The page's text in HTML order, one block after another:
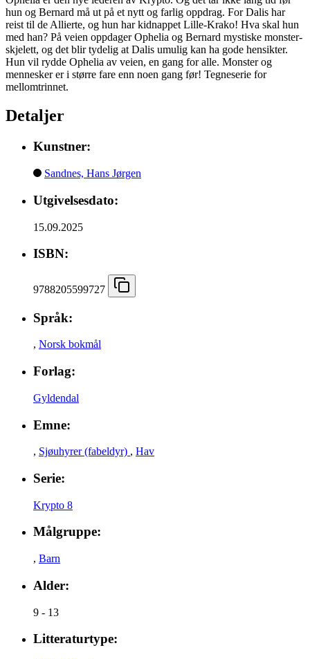
hun og Bernard må ut på et nytt og farlig oppdrag. For Dalis har
reist til de Allierte, og hun har kidnappet Lille-Krako! Hva skal hun
med han? På veien oppdager Ophelia og Bernard mystiske monster-
skjelett, og det blir tydelig at Dalis umulig kan ha gode hensikter.
Hun vil rydde Ophelia av veien, en gang for alle. Monster og
mennesker er i større fare enn noen gang før! Tegneserie for
mellomtrinnet.
Detaljer
Kunstner:
Sandnes, Hans Jørgen
Utgivelsesdato:
15.09.2025
ISBN:
9788205599727
Språk:
, Norsk bokmål
Forlag:
Gyldendal
Emne:
, Sjøuhyrer (fabeldyr) , Hav
Serie:
Krypto 8
Målgruppe:
, Barn
Alder:
9 - 13
Litteraturtype: